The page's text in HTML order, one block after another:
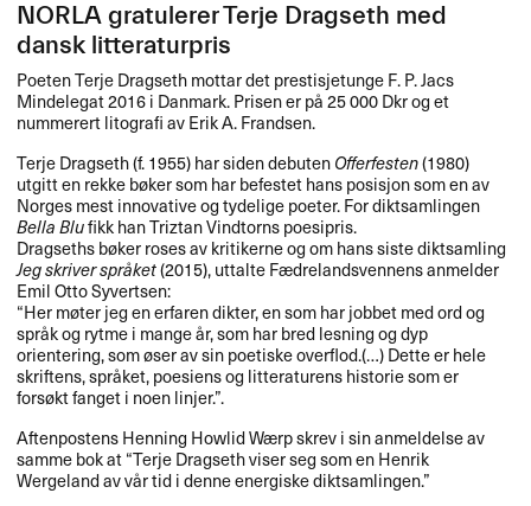
NORLA gratulerer Terje Dragseth med
dansk litteraturpris
Poeten Terje Dragseth mottar det prestisjetunge F. P. Jacs
Mindelegat 2016 i Danmark. Prisen er på 25 000 Dkr og et
nummerert litografi av Erik A. Frandsen.
Terje Dragseth (f. 1955) har siden debutenOfferfesten(1980)
utgitt en rekke bøker som har befestet hans posisjon som en av
Norges mest innovative og tydelige poeter. For diktsamlingen
Bella Blufikk han Triztan Vindtorns poesipris.
Dragseths bøker roses av kritikerne og om hans siste diktsamling
Jeg skriver språket(2015), uttalte Fædrelandsvennens anmelder
Emil Otto Syvertsen:
“Her møter jeg en erfaren dikter, en som har jobbet med ord og
språk og rytme i mange år, som har bred lesning og dyp
orientering, som øser av sin poetiske overflod.(…) Dette er hele
skriftens, språket, poesiens og litteraturens historie som er
forsøkt fanget i noen linjer.”.
Aftenpostens Henning Howlid Wærp skrev i sin anmeldelse av
samme bok at “Terje Dragseth viser seg som en Henrik
Wergeland av vår tid i denne energiske diktsamlingen.”